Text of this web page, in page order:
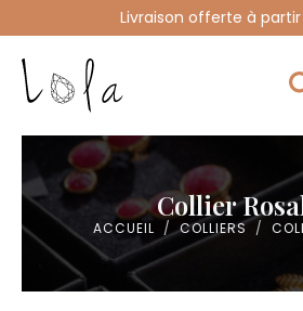
Livraison offerte à partir
Collier
ACCUEIL COLLIERS